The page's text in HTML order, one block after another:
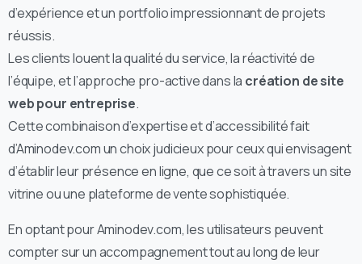
d’expérience et un portfolio impressionnant de projets
réussis.
Les clients louent la qualité du service, la réactivité de
l’équipe, et l’approche pro-active dans la création de site
web pour entreprise.
Cette combinaison d’expertise et d’accessibilité fait
d’Aminodev.com un choix judicieux pour ceux qui envisagent
d’établir leur présence en ligne, que ce soit à travers un site
vitrine ou une plateforme de vente sophistiquée.
En optant pour Aminodev.com, les utilisateurs peuvent
compter sur un accompagnement tout au long de leur